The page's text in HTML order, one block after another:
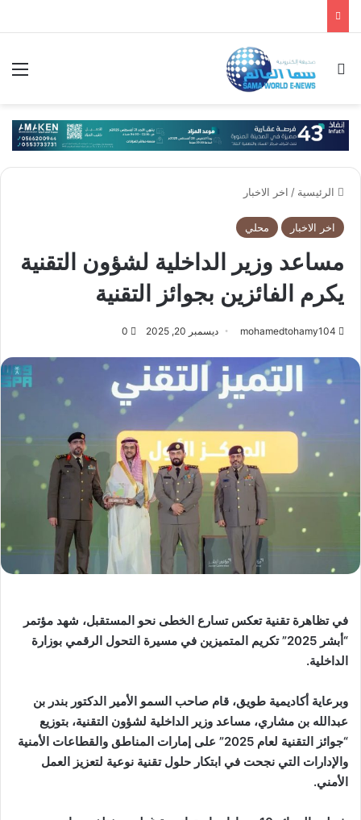
بحث عن
الرئيسية / اخر الاخبار
اخر الاخبار محلي
مساعد وزير الداخلية لشؤون التقنية
يكرم الفائزين بجوائز التقنية
mohamedtohamy104 ديسمبر 20, 2025 0
في تظاهرة تقنية تعكس تسارع الخطى نحو المستقبل، شهد مؤتمر
“أبشر 2025” تكريم المتميزين في مسيرة التحول الرقمي بوزارة
الداخلية.
وبرعاية أكاديمية طويق، قام صاحب السمو الأمير الدكتور بندر بن
عبدالله بن مشاري، مساعد وزير الداخلية لشؤون التقنية، بتوزيع
“جوائز التقنية لعام 2025” على إمارات المناطق والقطاعات الأمنية
والإدارات التي نجحت في ابتكار حلول تقنية نوعية لتعزيز العمل
الأمني.